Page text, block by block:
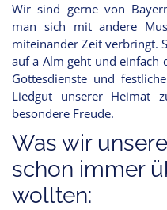
Wir sind gerne von
man sich mit andere
miteinander Zeit verbringt.
auf a Alm geht und einfach
Gottesdienste und
Liedgut unserer Heimat
besondere Freude.
Was wir
schon immer
wollten: